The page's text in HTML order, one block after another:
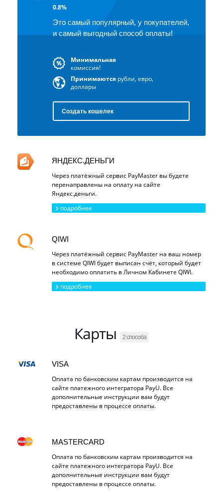
0.8%
Это самый популярный, у покупателей,
и самый выгодный способ оплаты!
Минимальная
комиссия!
Принимаются рубли, евро,
доллары
Создать кошелек
ЯНДЕКС.ДЕНЬГИ
Через платёжный сервис PayMaster вы будете
перенаправлены на оплату на сайте
Яндекс.деньги.
подробнее
QIWI
Через платёжный сервис PayMaster на ваш номер
в системе QIWI будет выписан счёт, который будет
необходимо оплатить в Личном Кабинете QIWI.
подробнее
Карты 2 способа
VISA
Оплата по банковским картам производится на
сайте платежного интегратора PayU. Все
дополнительные инструкции вам будут
предоставлены в процессе оплаты.
MASTERCARD
Оплата по банковским картам производится на
сайте платежного интегратора PayU. Все
дополнительные инструкции вам будут
предоставлены в процессе оплаты.